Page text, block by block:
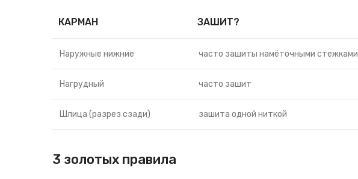
КАРМАН ЗАШИТ?
Наружные нижние часто зашиты намёточными стежками
Нагрудный часто зашит
Шлица (разрез сзади) зашита одной ниткой
3 золотых правила